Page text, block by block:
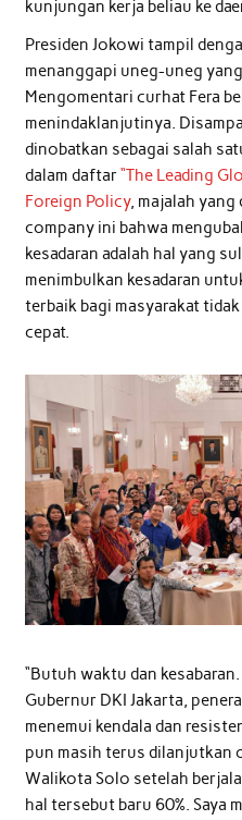
kunjungan kerja beliau ke
Presiden Jokowi tampil
menanggapi uneg-uneg
Mengomentari curhat Fera
menindaklanjutinya.
dinobatkan sebagai salah
dalam daftar“The Leading
Foreign Policy, majalah
company ini bahwa
kesadaran adalah hal yang
menimbulkan kesadaran
terbaik bagi masyarakat
cepat.
“Butuh waktu dan
Gubernur DKI Jakarta,
menemui kendala dan
pun masih terus dilanjutkan
Walikota Solo setelah
hal tersebut baru 60%. Saya